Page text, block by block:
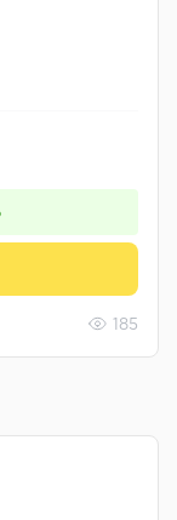
185